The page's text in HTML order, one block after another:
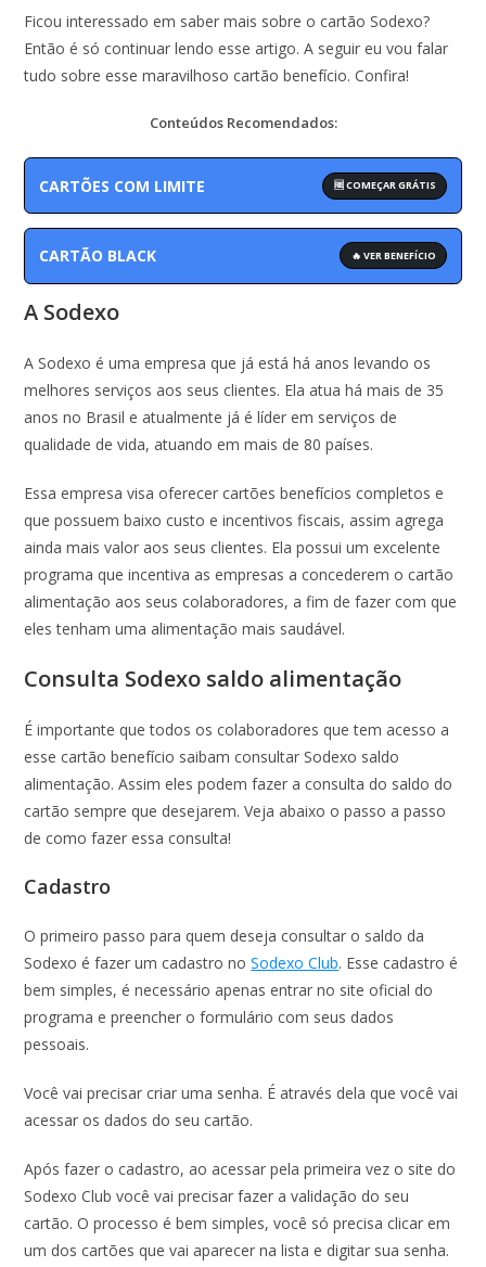
Ficou interessado em saber mais sobre o cartão Sodexo?
Então é só continuar lendo esse artigo. A seguir eu vou falar
tudo sobre esse maravilhoso cartão benefício. Confira!
Conteúdos Recomendados:
CARTÕES COM LIMITE 🆓 COMEÇAR GRÁTIS
CARTÃO BLACK 🔥 VER BENEFÍCIO
A Sodexo
A Sodexo é uma empresa que já está há anos levando os
melhores serviços aos seus clientes. Ela atua há mais de 35
anos no Brasil e atualmente já é líder em serviços de
qualidade de vida, atuando em mais de 80 países.
Essa empresa visa oferecer cartões benefícios completos e
que possuem baixo custo e incentivos fiscais, assim agrega
ainda mais valor aos seus clientes. Ela possui um excelente
programa que incentiva as empresas a concederem o cartão
alimentação aos seus colaboradores, a fim de fazer com que
eles tenham uma alimentação mais saudável.
Consulta Sodexo saldo alimentação
É importante que todos os colaboradores que tem acesso a
esse cartão benefício saibam consultar Sodexo saldo
alimentação. Assim eles podem fazer a consulta do saldo do
cartão sempre que desejarem. Veja abaixo o passo a passo
de como fazer essa consulta!
Cadastro
O primeiro passo para quem deseja consultar o saldo da
Sodexo é fazer um cadastro noSodexo Club. Esse cadastro é
bem simples, é necessário apenas entrar no site oficial do
programa e preencher o formulário com seus dados
pessoais.
Você vai precisar criar uma senha. É através dela que você vai
acessar os dados do seu cartão.
Após fazer o cadastro, ao acessar pela primeira vez o site do
Sodexo Club você vai precisar fazer a validação do seu
cartão. O processo é bem simples, você só precisa clicar em
um dos cartões que vai aparecer na lista e digitar sua senha.